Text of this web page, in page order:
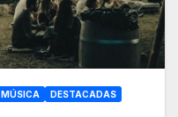
MÚSICA
DESTACADAS